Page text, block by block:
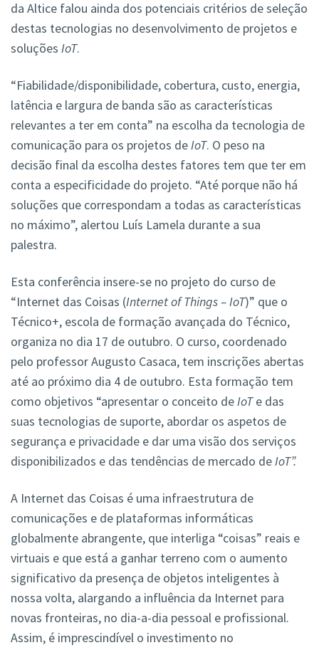
da Altice falou ainda dos potenciais critérios de seleção
destas tecnologias no desenvolvimento de projetos e
soluções IoT.
“Fiabilidade/disponibilidade, cobertura, custo, energia,
latência e largura de banda são as características
relevantes a ter em conta” na escolha da tecnologia de
comunicação para os projetos deIoT. O peso na
decisão final da escolha destes fatores tem que ter em
conta a especificidade do projeto. “Até porque não há
soluções que correspondam a todas as características
no máximo”, alertou Luís Lamela durante a sua
palestra.
Esta conferência insere-se no projeto do curso de
“Internet das Coisas (Internet of Things – IoT)” que o
Técnico+, escola de formação avançada do Técnico,
organiza no dia 17 de outubro. O curso, coordenado
pelo professor Augusto Casaca, tem inscrições abertas
até ao próximo dia 4 de outubro. Esta formação tem
como objetivos “apresentar o conceito deIoTe das
suas tecnologias de suporte, abordar os aspetos de
segurança e privacidade e dar uma visão dos serviços
disponibilizados e das tendências de mercado deIoT”.
A Internet das Coisas é uma infraestrutura de
comunicações e de plataformas informáticas
globalmente abrangente, que interliga “coisas” reais e
virtuais e que está a ganhar terreno com o aumento
significativo da presença de objetos inteligentes à
nossa volta, alargando a influência da Internet para
novas fronteiras, no dia-a-dia pessoal e profissional.
Assim, é imprescindível o investimento no